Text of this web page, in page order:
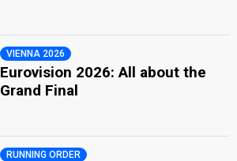
VIENNA 2026
Eurovision 2026: All about the
Grand Final
RUNNING ORDER